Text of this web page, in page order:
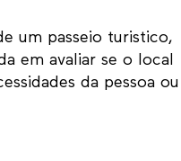
um passeio turistico,
em avaliar se o local
da pessoa ou